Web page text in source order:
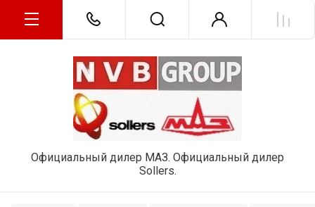
Официальный дилер МАЗ. Официальный дилер
Sollers.